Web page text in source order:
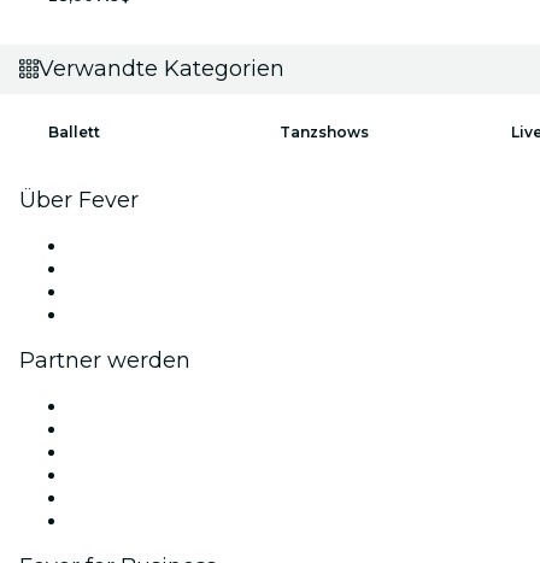
Verwandte Kategorien
Ballett Tanzshows
Über Fever
Partner werden